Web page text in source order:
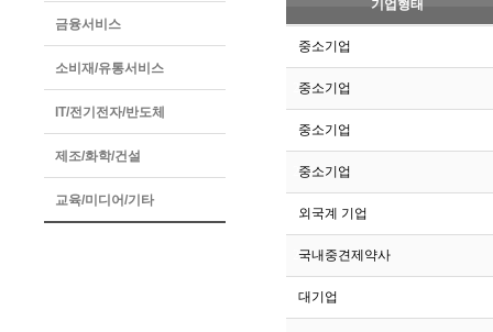
금융서비스
소비재/유통서비스
IT/전기전자/반도체
제조/화학/건설
교육/미디어/기타
기업형태
213
중소기업
212
중소기업
211
중소기업
210
중소기업
209
외국계 기업
208
국내중견제약사
207
대기업